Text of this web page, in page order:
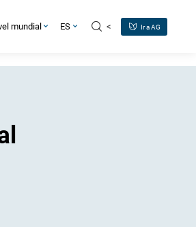
mundial ES < Ir a AG